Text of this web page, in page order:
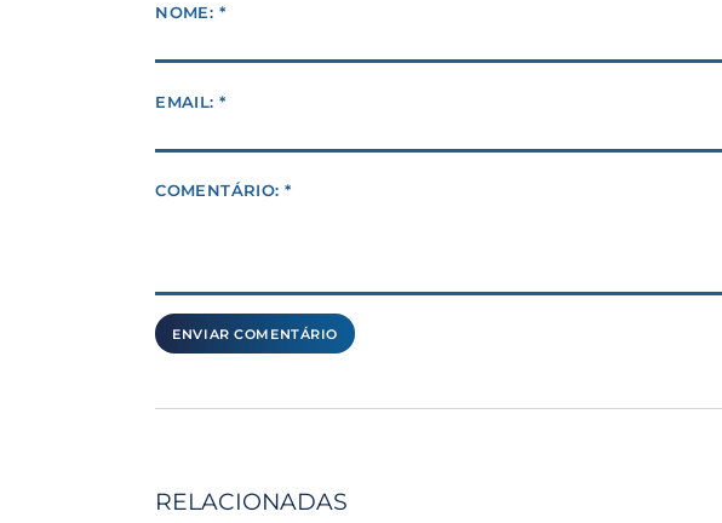
NOME: *
EMAIL: *
COMENTÁRIO: *
RELACIONADAS